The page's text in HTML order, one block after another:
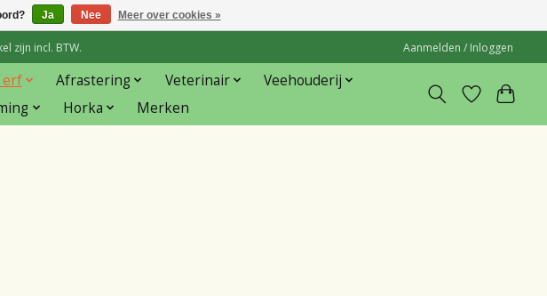
zijn incl. BTW. Aanmelden / Inloggen
erf Afrastering Veterinair
Veehouderij
Horka Merken
Ja Nee Meer over cookies »